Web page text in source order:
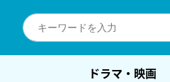
ドラマ・映画